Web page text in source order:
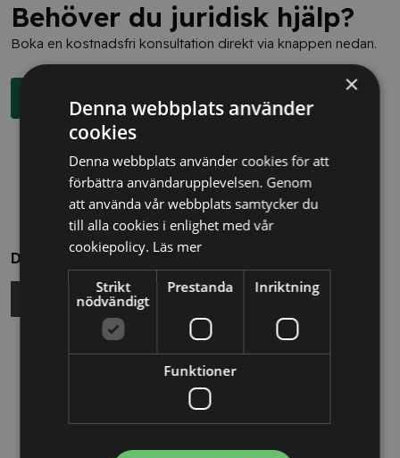
Behöver du juridisk hjälp?
Boka en kostnadsfri konsultation direkt via knappen nedan.
Boka rådgivning
Dela
Relaterade nyheter
×
Denna webbplats använder
cookies
Denna webbplats använder cookies för att
förbättra användarupplevelsen. Genom
att använda vår webbplats samtycker du
till alla cookies i enlighet med vår
cookiepolicy. Läs mer
Strikt
nödvändigt
Prestanda Inriktning
Funktioner